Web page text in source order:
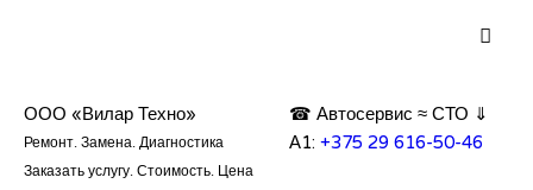
ООО «Вилар Техно»
Ремонт. Замена. Диагностика
Заказать услугу. Стоимость. Цена
☎ Автосервис ≈ СТО ⇓
А1: +375 29 616-50-46